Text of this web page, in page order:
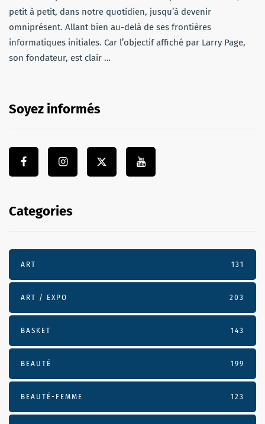
petit à petit, dans notre quotidien, jusqu’à devenir
omniprésent. Allant bien au-delà de ses frontières
informatiques initiales. Car l’objectif affiché par Larry Page,
son fondateur, est clair …
Soyez informés
Categories
ART 131
ART / EXPO 203
BASKET 143
BEAUTÉ 199
BEAUTÉ-FEMME 123